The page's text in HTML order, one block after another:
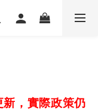
，實際政策仍